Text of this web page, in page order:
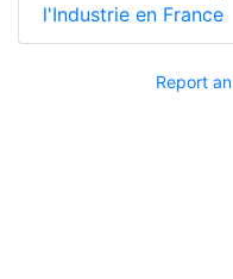
l'Industrie en France
Report